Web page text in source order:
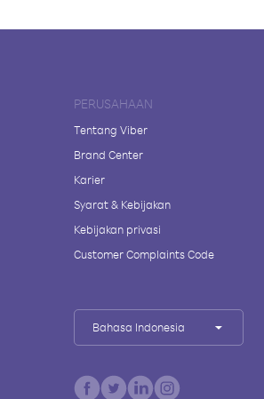
PERUSAHAAN
Tentang Viber
Brand Center
Karier
Syarat & Kebijakan
Kebijakan privasi
Customer Complaints Code
Bahasa Indonesia